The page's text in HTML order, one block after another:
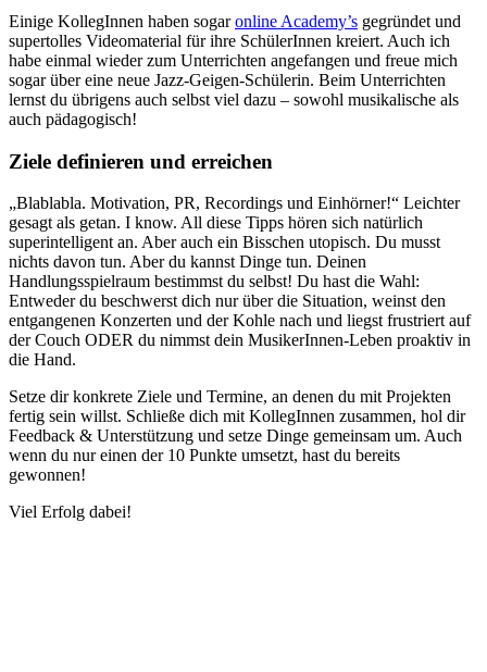
Einige KollegInnen haben sogaronline Academy’s gegründet und
supertolles Videomaterial für ihre SchülerInnen kreiert. Auch ich
habe einmal wieder zum Unterrichten angefangen und freue mich
sogar über eine neue Jazz-Geigen-Schülerin. Beim Unterrichten
lernst du übrigens auch selbst viel dazu – sowohl musikalische als
auch pädagogisch!
Ziele definieren und erreichen
„Blablabla. Motivation, PR, Recordings und Einhörner!“ Leichter
gesagt als getan. I know. All diese Tipps hören sich natürlich
superintelligent an. Aber auch ein Bisschen utopisch. Du musst
nichts davon tun. Aber du kannst Dinge tun. Deinen
Handlungsspielraum bestimmst du selbst! Du hast die Wahl:
Entweder du beschwerst dich nur über die Situation, weinst den
entgangenen Konzerten und der Kohle nach und liegst frustriert auf
der Couch ODER du nimmst dein MusikerInnen-Leben proaktiv in
die Hand.
Setze dir konkrete Ziele und Termine, an denen du mit Projekten
fertig sein willst. Schließe dich mit KollegInnen zusammen, hol dir
Feedback & Unterstützung und setze Dinge gemeinsam um. Auch
wenn du nur einen der 10 Punkte umsetzt, hast du bereits
gewonnen!
Viel Erfolg dabei!